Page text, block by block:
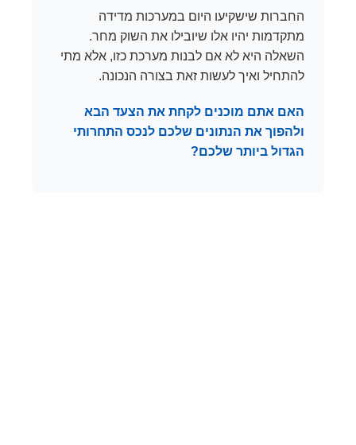
החברות שישקיעו היום במערכות מדידה
מתקדמות יהיו אלו שיובילו את השוק מחר.
השאלה היא לא אם לבנות מערכת כזו, אלא מתי
להתחיל ואיך לעשות זאת בצורה הנכונה.
האם אתם מוכנים לקחת את הצעד הבא
ולהפוך את הנתונים שלכם לנכס התחרותי
הגדול ביותר שלכם?